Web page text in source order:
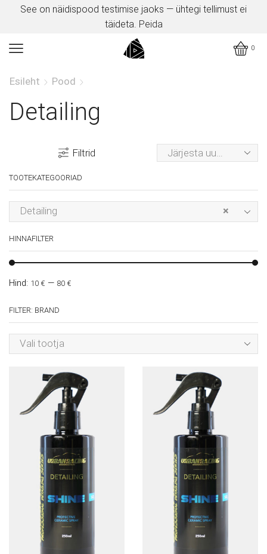
See on näidispood testimise jaoks — ühtegi tellimust ei
täideta. Peida
0
Esileht Pood
Detailing
Filtrid
TOOTEKATEGOORIAD
×
Detailing
HINNAFILTER
Hind: 10 € — 80 €
FILTER: BRAND
Vali tootja